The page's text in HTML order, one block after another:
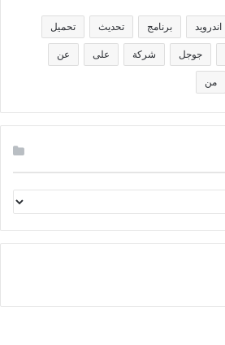
اندرويد برنامج تحديث تحميل
جوجل شركة على عن
من